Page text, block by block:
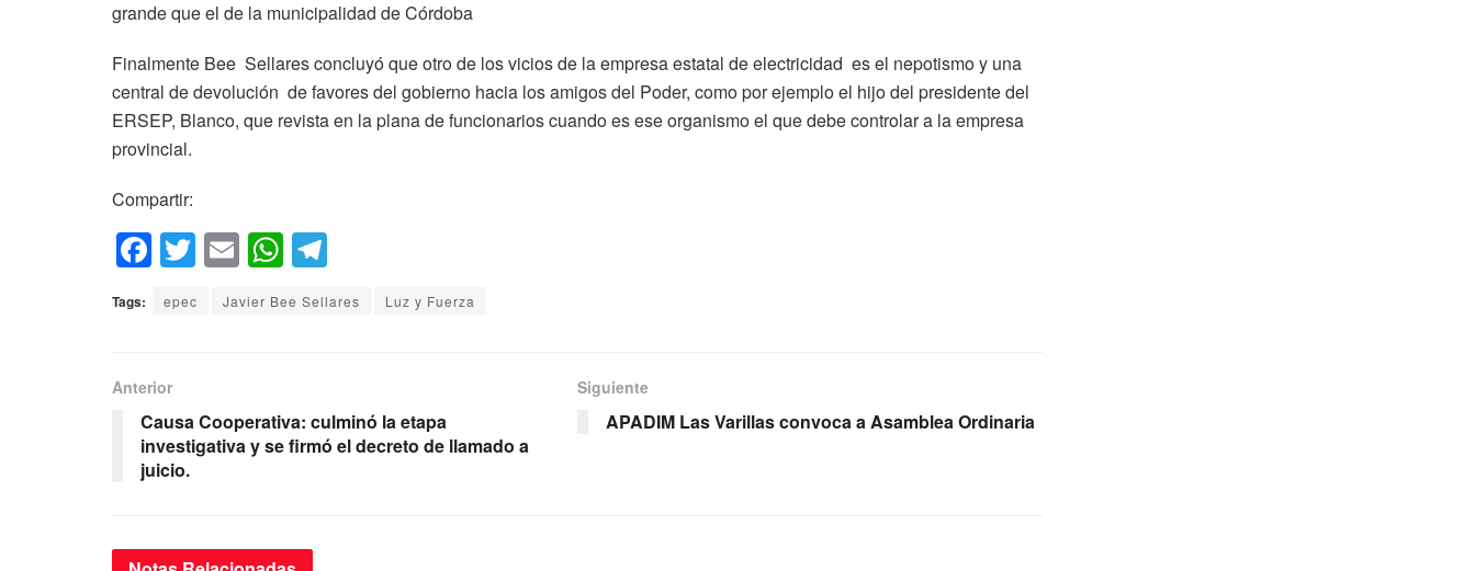
grande que el de la municipalidad de Córdoba
Finalmente Bee Sellares concluyó que otro de los vicios de la empresa estatal de electricidad es el nepotismo y una
central de devolución de favores del gobierno hacia los amigos del Poder, como por ejemplo el hijo del presidente del
ERSEP, Blanco, que revista en la plana de funcionarios cuando es ese organismo el que debe controlar a la empresa
provincial.
Compartir:
F
a
c
b
o
o
T
wi
tt
E
m
ail
W
h
at
p
p
el
e
m
Tags: epec Javier Bee Sellares Luz y Fuerza
Anterior
Causa Cooperativa: culminó la etapa
investigativa y se firmó el decreto de llamado a
juicio.
Siguiente
APADIM Las Varillas convoca a Asamblea Ordinaria